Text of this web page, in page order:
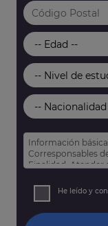
Información
Corresponsables
Finalidad:
Derechos: Puede
así como otros
He leído y